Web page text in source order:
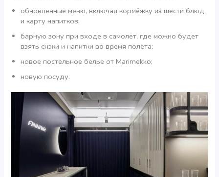
обновленные меню, включая кормёжку из шести блюд,
и карту напитков;
барную зону при входе в самолёт, где можно будет
взять снэки и напитки во время полёта;
новое постельное белье от Marimekko;
новую посуду.